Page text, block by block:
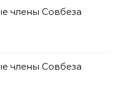
члены Совбеза
члены Совбеза